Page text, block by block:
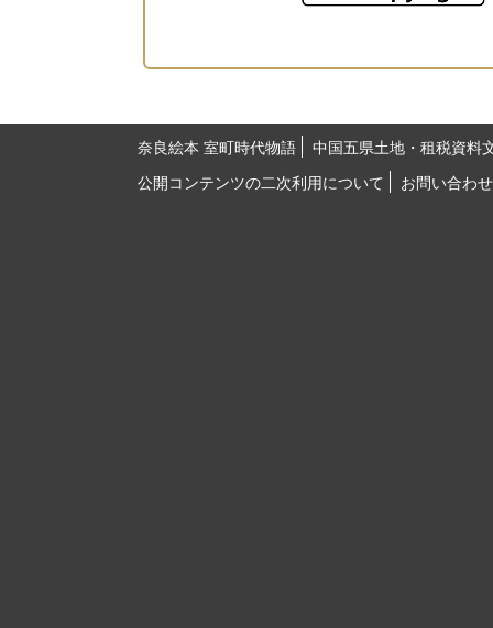
奈良絵本 室町時代物語
中国五県土地・租税資料
公開コンテンツの二次利用について
お問い合わせ